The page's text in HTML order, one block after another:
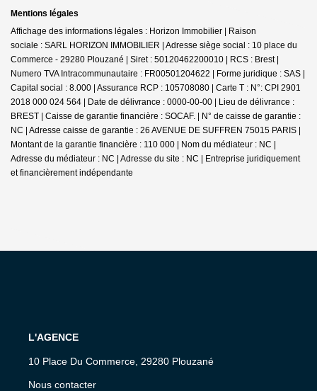
Mentions légales
Affichage des informations légales : Horizon Immobilier | Raison
sociale : SARL HORIZON IMMOBILIER | Adresse siège social : 10 place du
Commerce - 29280 Plouzané | Siret : 50120462200010 | RCS : Brest |
Numero TVA Intracommunautaire : FR00501204622 | Forme juridique : SAS |
Capital social : 8.000 | Assurance RCP : 105708080 | Carte T : N°: CPI 2901
2018 000 024 564 | Date de délivrance : 0000-00-00 | Lieu de délivrance :
BREST | Caisse de garantie financière : SOCAF. | N° de caisse de garantie :
NC | Adresse caisse de garantie : 26 AVENUE DE SUFFREN 75015 PARIS |
Montant de la garantie financière : 110 000 | Nom du médiateur : NC |
Adresse du médiateur : NC | Adresse du site : NC | Entreprise juridiquement
et financièrement indépendante
L'AGENCE
10 Place Du Commerce, 29280 Plouzané
Nous contacter